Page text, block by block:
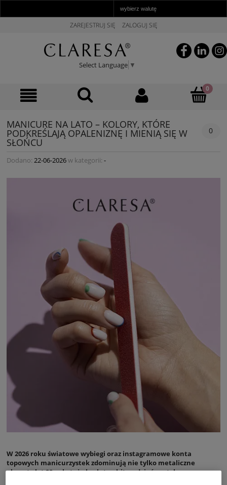
ZAREJESTRUJ SIĘ ZALOGUJ SIĘ
Select Language ▼
MANICURE NA LATO – KOLORY, KTÓRE
PODKREŚLAJĄ OPALENIZNĘ I MIENIĄ SIĘ W
SŁOŃCU
0
Dodano: 22-06-2026w kategorii: -
W 2026 roku światowe wybiegi oraz instagramowe konta
topowych manicurzystek zdominują nie tylko metaliczne
akcenty lat 90., ale też absolutny hit – odcień matcha green.